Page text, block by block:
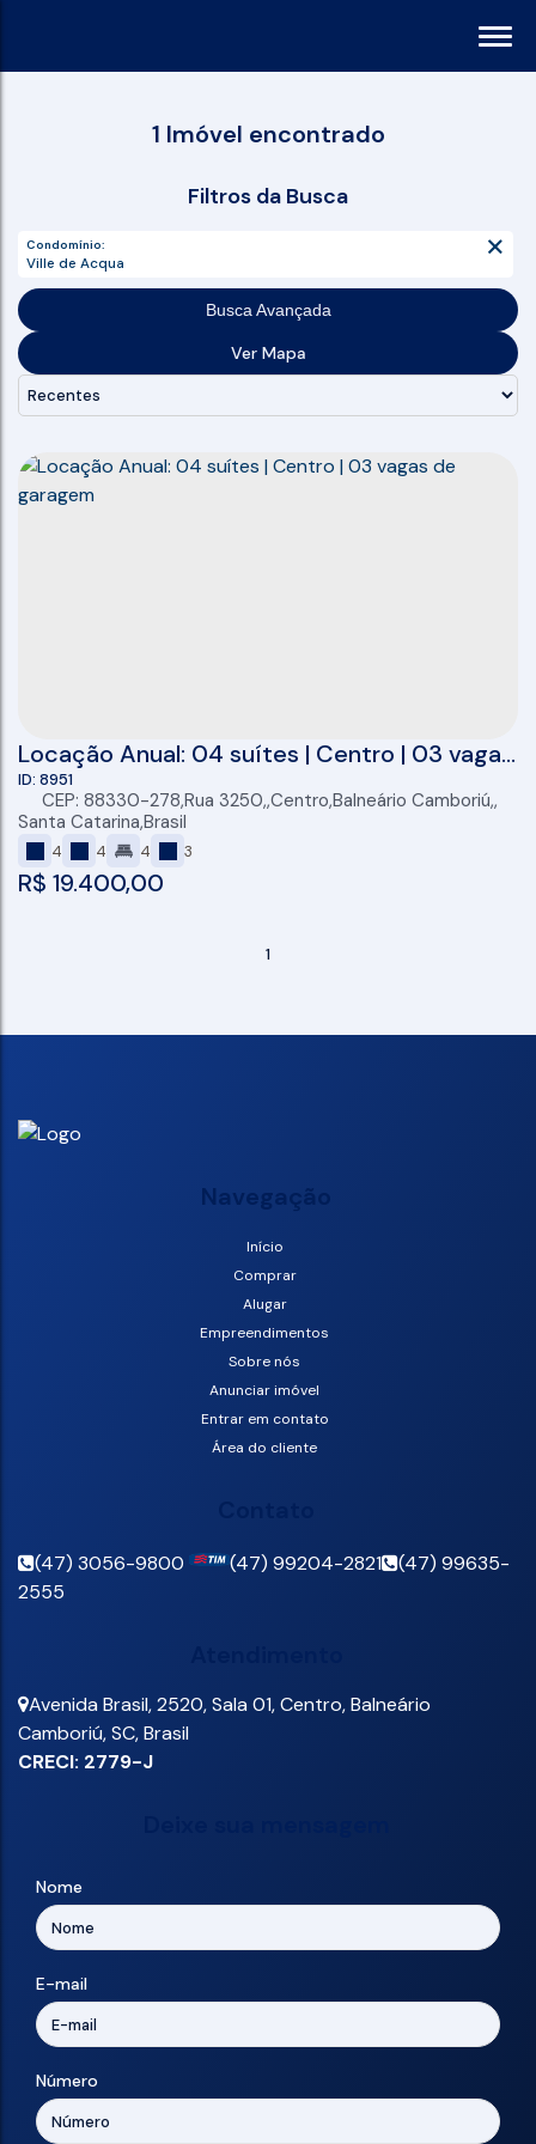
1 Imóvel encontrado
Condomínio:
Ville de Acqua
Busca Avançada
Ver Mapa
Locação Anual: 04 suítes | Centro | 03 vagas
de garagem
R$ 19.400,00
8951
CEP: 88330-278,Rua 3250 ,Centro,Balneário Camboriú ,
Santa Catarina,Brasil
4 4 4 3
1
Navegação
Início
Comprar
Alugar
Empreendimentos
Sobre nós
Anunciar imóvel
Entrar em contato
Área do cliente
(47) 3056-9800 (47) 99204-2821
(47) 99635-
2555
Avenida Brasil,2520,Sala 01,Centro,Balneário
Camboriú,SC,Brasil
CRECI: 2779-J
Nome
E-mail
Número